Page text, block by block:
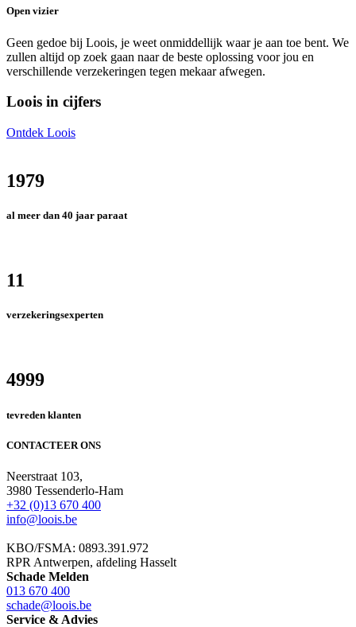
Open vizier
Geen gedoe bij Loois, je weet onmiddellijk waar je aan toe bent. We
zullen altijd op zoek gaan naar de beste oplossing voor jou en
verschillende verzekeringen tegen mekaar afwegen.
Loois in cijfers
Ontdek Loois
1979
al meer dan 40 jaar paraat
11
verzekeringsexperten
4999
tevreden klanten
CONTACTEER ONS
Neerstraat 103,
3980 Tessenderlo-Ham
+32 (0)13 670 400
info@loois.be
KBO/FSMA: 0893.391.972
RPR Antwerpen, afdeling Hasselt
Schade Melden
013 670 400
schade@loois.be
Service & Advies